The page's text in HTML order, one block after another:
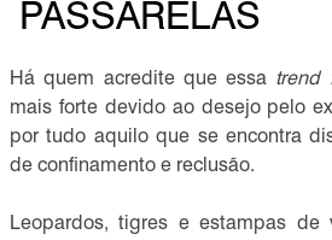
PASSARELAS
Há quem acredite que essa trend
mais forte devido ao desejo pelo
por tudo aquilo que se encontra
de confinamento e reclusão.
Leopardos, tigres e estampas de